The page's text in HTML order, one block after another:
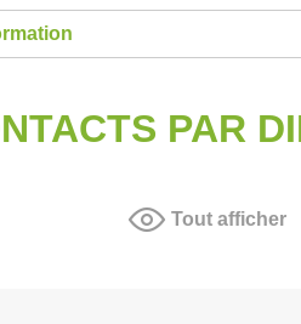
PAR
Tout afficher